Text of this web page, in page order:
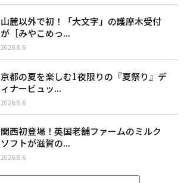
山麓以外で初！「大文字」の護摩木受付
が［みやこめっ...
2026.8.6
京都の夏を楽しむ1夜限りの『夏祭り』デ
ィナービュッ...
2026.8.6
関西初登場！英国老舗ファームのミルク
ソフトが滋賀の...
2026.8.6